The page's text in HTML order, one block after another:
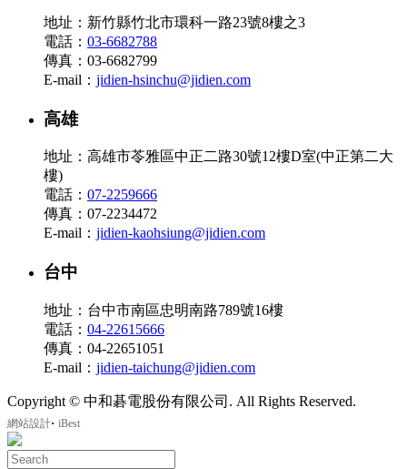
地址：新竹縣竹北市環科一路23號8樓之3
電話： 03-6682788
傳真：03-6682799
E-mail： jidien-hsinchu@jidien.com
高雄
地址：高雄市苓雅區中正二路30號12樓D室(中正第二大
樓)
電話： 07-2259666
傳真：07-2234472
E-mail： jidien-kaohsiung@jidien.com
台中
地址：台中市南區忠明南路789號16樓
電話： 04-22615666
傳真：04-22651051
E-mail： jidien-taichung@jidien.com
Copyright © 中和碁電股份有限公司. All Rights Reserved.
網站設計‧ iBest